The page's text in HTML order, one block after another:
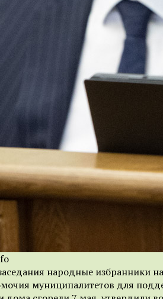
народные избранники
муниципалитетов для